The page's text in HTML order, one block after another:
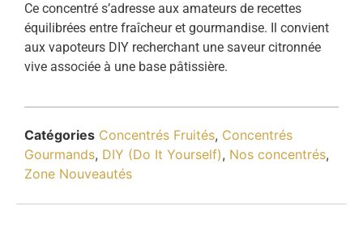
Ce concentré s’adresse aux amateurs de recettes
équilibrées entre fraîcheur et gourmandise. Il convient
aux vapoteurs DIY recherchant une saveur citronnée
vive associée à une base pâtissière.
Catégories Concentrés Fruités, Concentrés
Gourmands, DIY (Do It Yourself), Nos concentrés,
Zone Nouveautés